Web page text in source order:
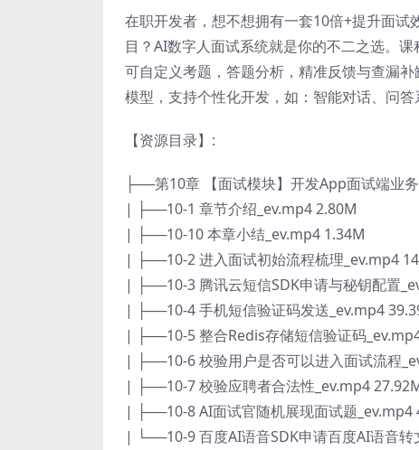
在职开发者，想不想拥有一套10倍+提升面
目？AI数字人面试系统就是你的不二之选。
可自定义考题，答题分析，精准反馈与查漏
模型，支持个性化开发，如：智能对话、问
【资源目录】:
├──第10章 【面试模块】开发App面试端业
| ├──10-1 章节介绍_ev.mp4 2.80M
| ├──10-10 本章小结_ev.mp4 1.34M
| ├──10-2 进入面试初始流程梳理_ev.mp4
| ├──10-3 腾讯云短信SDK申请与秘钥配置
| ├──10-4 手机短信验证码发送_ev.mp4
| ├──10-5 整合Redis存储短信验证码
| ├──10-6 校验用户是否可以进入面试流程
| ├──10-7 校验应聘者合法性_ev.mp4
| ├──10-8 AI面试官随机展现面试题_ev.mp4
| └──10-9 百度AI语音SDK申请百度AI语音转